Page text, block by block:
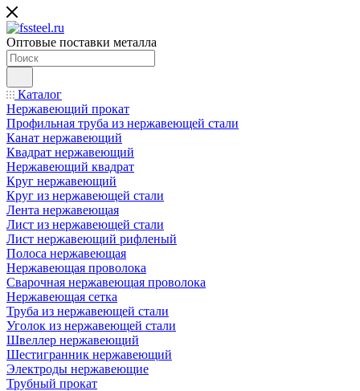
Оптовые поставки металла
Каталог
Нержавеющий прокат
Профильная труба из нержавеющей стали
Канат нержавеющий
Квадрат нержавеющий
Нержавеющий квадрат
Круг нержавеющий
Круг из нержавеющей стали
Лента нержавеющая
Лист из нержавеющей стали
Лист нержавеющий рифленый
Полоса нержавеющая
Нержавеющая проволока
Сварочная нержавеющая проволока
Нержавеющая сетка
Труба из нержавеющей стали
Уголок из нержавеющей стали
Швеллер нержавеющий
Шестигранник нержавеющий
Электроды нержавеющие
Трубный прокат